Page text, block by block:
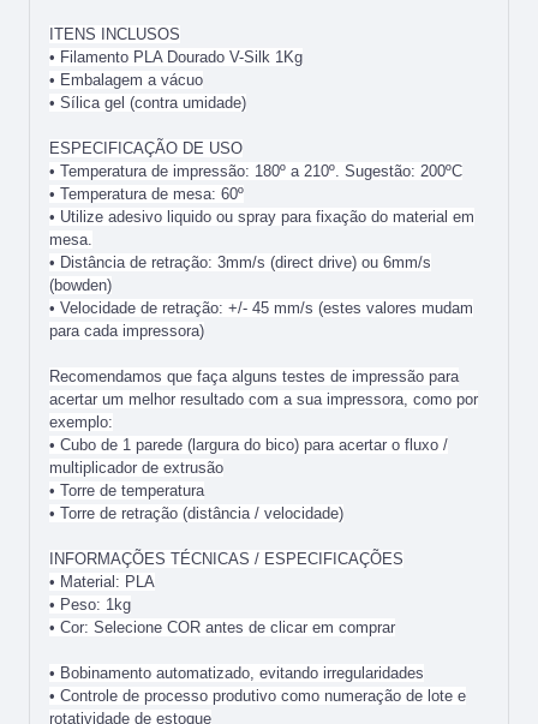
ITENS INCLUSOS
• Filamento PLA Dourado V-Silk 1Kg
• Embalagem a vácuo
• Sílica gel (contra umidade)
ESPECIFICAÇÃO DE USO
• Temperatura de impressão: 180º a 210º. Sugestão: 200ºC
• Temperatura de mesa: 60º
• Utilize adesivo liquido ou spray para fixação do material em
mesa.
• Distância de retração: 3mm/s (direct drive) ou 6mm/s
(bowden)
• Velocidade de retração: +/- 45 mm/s (estes valores mudam
para cada impressora)
Recomendamos que faça alguns testes de impressão para
acertar um melhor resultado com a sua impressora, como por
exemplo:
• Cubo de 1 parede (largura do bico) para acertar o fluxo /
multiplicador de extrusão
• Torre de temperatura
• Torre de retração (distância / velocidade)
INFORMAÇÕES TÉCNICAS / ESPECIFICAÇÕES
• Material: PLA
• Peso: 1kg
• Cor: Selecione COR antes de clicar em comprar
• Bobinamento automatizado, evitando irregularidades
• Controle de processo produtivo como numeração de lote e
rotatividade de estoque